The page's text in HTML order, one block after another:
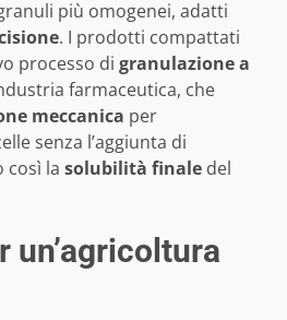
più omogenei, adatti
. I prodotti compattati
processo di granulazione a
farmaceutica, che
meccanica per
senza l’aggiunta di
così la solubilità finale del
un’agricoltura